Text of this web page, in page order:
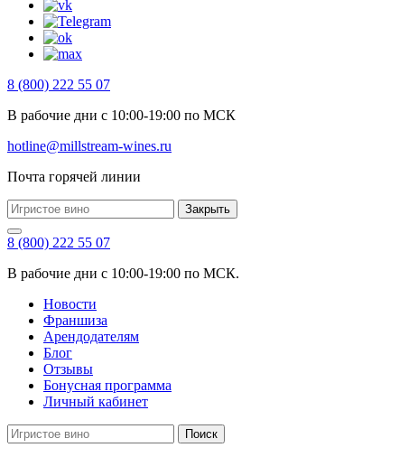
8 (800) 222 55 07
В рабочие дни с 10:00-19:00 по МСК
hotline@millstream-wines.ru
Почта горячей линии
Закрыть
8 (800) 222 55 07
В рабочие дни с 10:00-19:00 по МСК.
Новости
Франшиза
Арендодателям
Блог
Отзывы
Бонусная программа
Личный кабинет
Поиск